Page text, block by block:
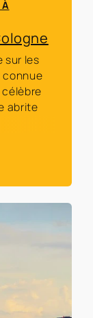
À
sur les
connue
abrite